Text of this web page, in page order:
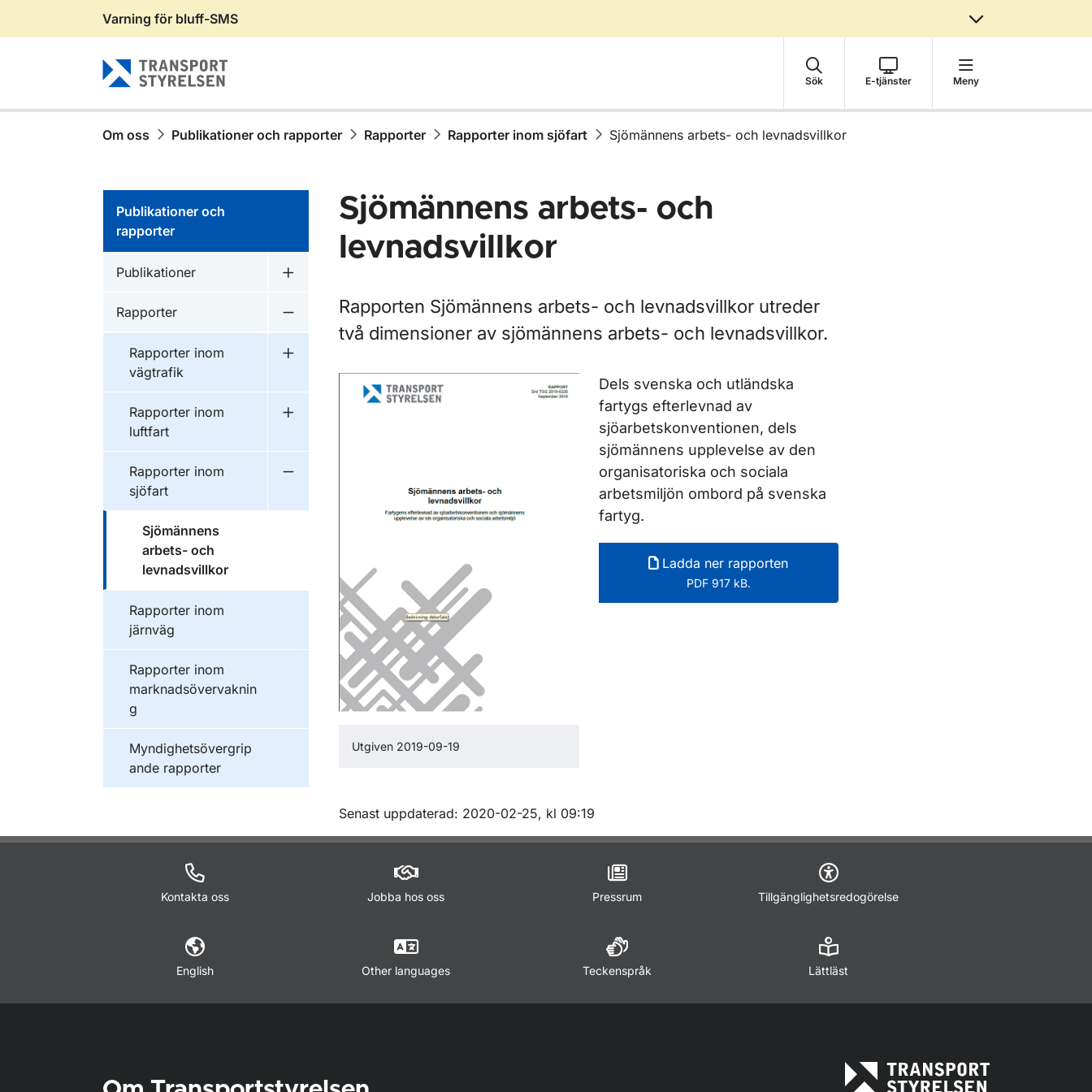
Gå till sidans innehåll
Varning för bluff-SMS
Sök E-tjänster Meny
Om oss Publikationer och rapporter Rapporter Rapporter inom sjöfart Sjömännens arbets- och levnadsvillkor
Publikationer och
rapporter
Publikationer inom
Publikationer
Undermeny för Publikationer
Publikationer inom
Rapporter
Undermeny för Rapporter
Publikationer inom
Rapporter inom
vägtrafik
Undermeny för Rapporter inom vägtrafik
Publikationer inom
Rapporter inom
luftfart
Undermeny för Rapporter inom luftfart
Publikationer inom
Rapporter inom
sjöfart
Publikationer inom
Sjömännens
arbets- och
levnadsvillkor
Publikationer inom
Rapporter inom
järnväg
Publikationer inom
Rapporter inom
marknadsövervaknin
g
Publikationer inom
Myndighetsövergrip
ande rapporter
Sjömännens arbets- och
levnadsvillkor
Rapporten Sjömännens arbets- och levnadsvillkor utreder
två dimensioner av sjömännens arbets- och levnadsvillkor.
Utgiven 2019-09-19
Dels svenska och utländska
fartygs efterlevnad av
sjöarbetskonventionen, dels
sjömännens upplevelse av den
organisatoriska och sociala
arbetsmiljön ombord på svenska
fartyg.
Ladda ner rapporten
PDF 917 kB.
Om sidan
Senast uppdaterad: 2020-02-25, kl 09:19
Kontakta oss Jobba hos oss Pressrum Tillgänglighetsredogörelse
English Other languages Teckenspråk Lättläst